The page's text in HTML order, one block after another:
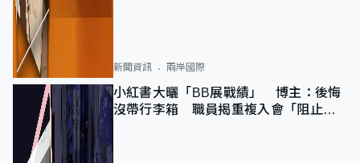
新聞資訊 兩岸國際
小紅書大曬「BB展戰績」 博主：後悔
沒帶行李箱 職員揭重複入會「阻止唔